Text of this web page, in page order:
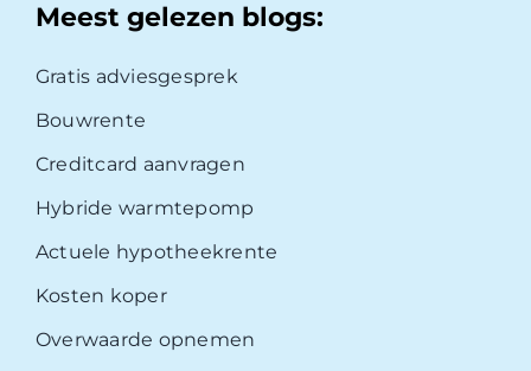
Meest gelezen blogs:
Gratis adviesgesprek
Bouwrente
Creditcard aanvragen
Hybride warmtepomp
Actuele hypotheekrente
Kosten koper
Overwaarde opnemen